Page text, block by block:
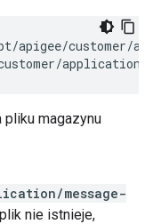
pliku magazynu
message-
nie istnieje,